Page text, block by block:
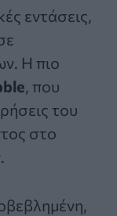
εντάσεις,
Η πιο
, που
του
στο